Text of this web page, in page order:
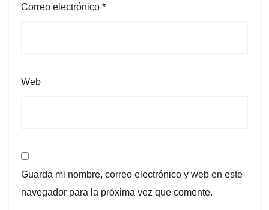
Correo electrónico *
Web
Guarda mi nombre, correo electrónico y web en este
navegador para la próxima vez que comente.